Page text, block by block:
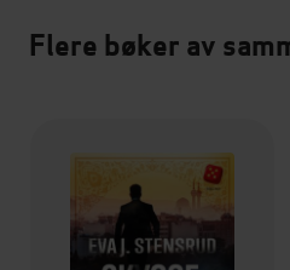
Flere bøker av